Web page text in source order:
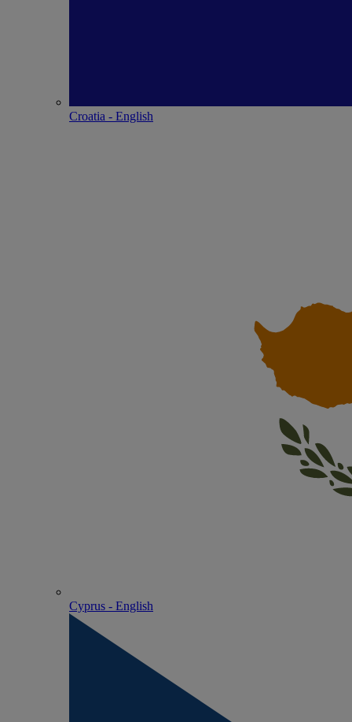
Croatia - English
Cyprus - English